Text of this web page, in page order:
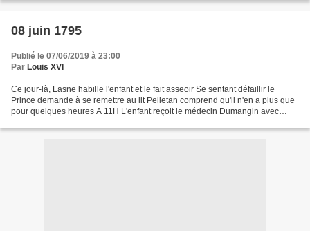
08 juin 1795
Publié le 07/06/2019 à 23:00
Par Louis XVI
Ce jour-là, Lasne habille l'enfant et le fait asseoir Se sentant défaillir le
Prince demande à se remettre au lit Pelletan comprend qu'il n'en a plus que
pour quelques heures A 11H L'enfant reçoit le médecin Dumangin avec